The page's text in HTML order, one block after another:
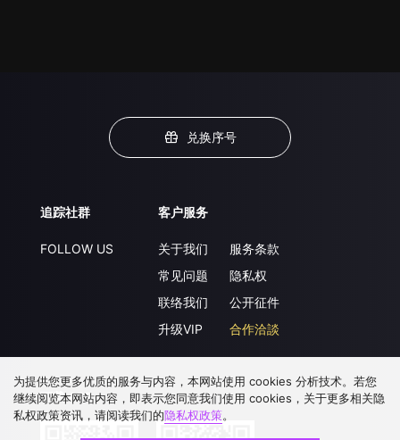
兑换序号
追踪社群
FOLLOW US
客户服务
关于我们
常见问题
联络我们
升级VIP
服务条款
隐私权
公开征件
合作洽談
下载 APP
为提供您更多优质的服务与内容，本网站使用 cookies 分析技术。若您
继续阅览本网站内容，即表示您同意我们使用 cookies，关于更多相关隐
私权政策资讯，请阅读我们的隐私权政策。